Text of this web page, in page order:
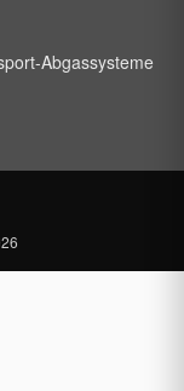
Abgassysteme